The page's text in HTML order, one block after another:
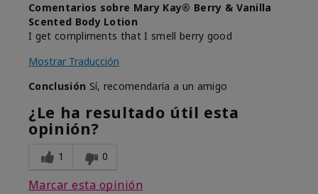
Comentarios sobre Mary Kay® Berry & Vanilla
Scented Body Lotion
I get compliments that I smell berry good
Mostrar Traducción
Conclusión Sí, recomendaría a un amigo
¿Le ha resultado útil esta
opinión?
1 0
Marcar esta opinión